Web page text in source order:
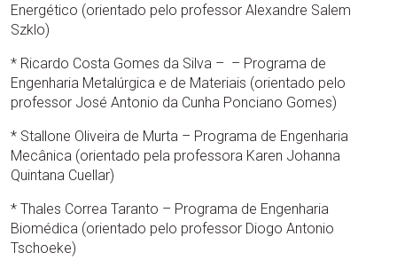
Energético (orientado pelo professor Alexandre Salem
Szklo)
* Ricardo Costa Gomes da Silva – – Programa de
Engenharia Metalúrgica e de Materiais (orientado pelo
professor José Antonio da Cunha Ponciano Gomes)
* Stallone Oliveira de Murta – Programa de Engenharia
Mecânica (orientado pela professora Karen Johanna
Quintana Cuellar)
* Thales Correa Taranto – Programa de Engenharia
Biomédica (orientado pelo professor Diogo Antonio
Tschoeke)